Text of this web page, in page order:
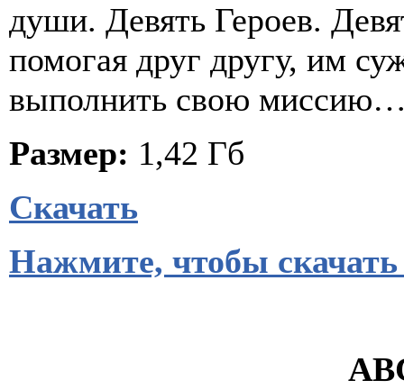
души. Девять Героев.
помогая друг другу, им
выполнить свою миссию…
Размер: 1,42 Гб
Скачать
Нажмите, чтобы